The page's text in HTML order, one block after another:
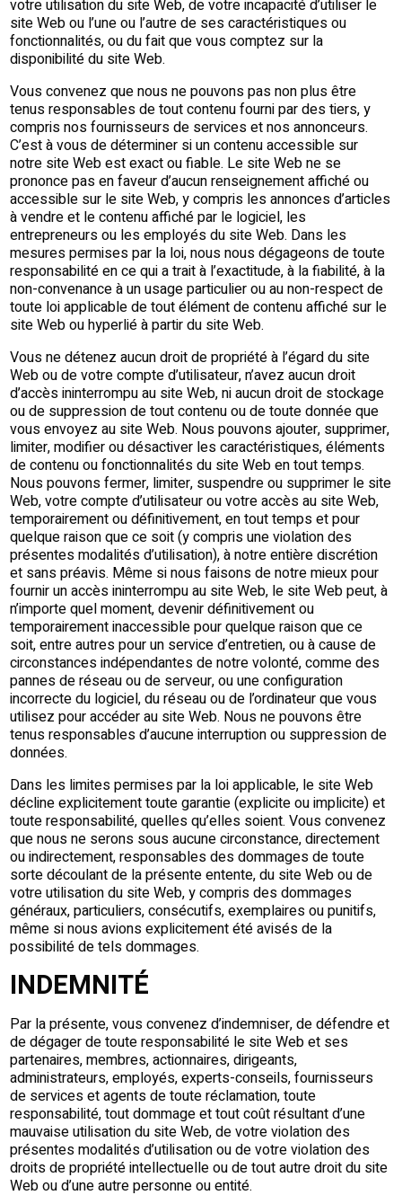
votre utilisation du site Web, de votre incapacité d’utiliser le
site Web ou l’une ou l’autre de ses caractéristiques ou
fonctionnalités, ou du fait que vous comptez sur la
disponibilité du site Web.
Vous convenez que nous ne pouvons pas non plus être
tenus responsables de tout contenu fourni par des tiers, y
compris nos fournisseurs de services et nos annonceurs.
C’est à vous de déterminer si un contenu accessible sur
notre site Web est exact ou fiable. Le site Web ne se
prononce pas en faveur d’aucun renseignement affiché ou
accessible sur le site Web, y compris les annonces d’articles
à vendre et le contenu affiché par le logiciel, les
entrepreneurs ou les employés du site Web. Dans les
mesures permises par la loi, nous nous dégageons de toute
responsabilité en ce qui a trait à l’exactitude, à la fiabilité, à la
non-convenance à un usage particulier ou au non-respect de
toute loi applicable de tout élément de contenu affiché sur le
site Web ou hyperlié à partir du site Web.
Vous ne détenez aucun droit de propriété à l’égard du site
Web ou de votre compte d’utilisateur, n’avez aucun droit
d’accès ininterrompu au site Web, ni aucun droit de stockage
ou de suppression de tout contenu ou de toute donnée que
vous envoyez au site Web. Nous pouvons ajouter, supprimer,
limiter, modifier ou désactiver les caractéristiques, éléments
de contenu ou fonctionnalités du site Web en tout temps.
Nous pouvons fermer, limiter, suspendre ou supprimer le site
Web, votre compte d’utilisateur ou votre accès au site Web,
temporairement ou définitivement, en tout temps et pour
quelque raison que ce soit (y compris une violation des
présentes modalités d’utilisation), à notre entière discrétion
et sans préavis. Même si nous faisons de notre mieux pour
fournir un accès ininterrompu au site Web, le site Web peut, à
n’importe quel moment, devenir définitivement ou
temporairement inaccessible pour quelque raison que ce
soit, entre autres pour un service d’entretien, ou à cause de
circonstances indépendantes de notre volonté, comme des
pannes de réseau ou de serveur, ou une configuration
incorrecte du logiciel, du réseau ou de l’ordinateur que vous
utilisez pour accéder au site Web. Nous ne pouvons être
tenus responsables d’aucune interruption ou suppression de
données.
Dans les limites permises par la loi applicable, le site Web
décline explicitement toute garantie (explicite ou implicite) et
toute responsabilité, quelles qu’elles soient. Vous convenez
que nous ne serons sous aucune circonstance, directement
ou indirectement, responsables des dommages de toute
sorte découlant de la présente entente, du site Web ou de
votre utilisation du site Web, y compris des dommages
généraux, particuliers, consécutifs, exemplaires ou punitifs,
même si nous avions explicitement été avisés de la
possibilité de tels dommages.
INDEMNITÉ
Par la présente, vous convenez d’indemniser, de défendre et
de dégager de toute responsabilité le site Web et ses
partenaires, membres, actionnaires, dirigeants,
administrateurs, employés, experts-conseils, fournisseurs
de services et agents de toute réclamation, toute
responsabilité, tout dommage et tout coût résultant d’une
mauvaise utilisation du site Web, de votre violation des
présentes modalités d’utilisation ou de votre violation des
droits de propriété intellectuelle ou de tout autre droit du site
Web ou d’une autre personne ou entité.